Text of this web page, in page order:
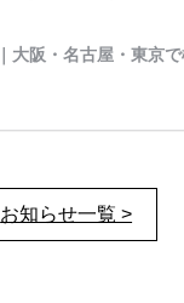
お知らせ一覧 >